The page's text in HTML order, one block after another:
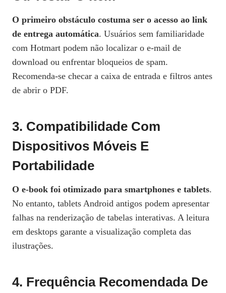
O primeiro obstáculo costuma ser o acesso ao link
de entrega automática. Usuários sem familiaridade
com Hotmart podem não localizar o e‑mail de
download ou enfrentar bloqueios de spam.
Recomenda‑se checar a caixa de entrada e filtros antes
de abrir o PDF.
3. Compatibilidade Com
Dispositivos Móveis E
Portabilidade
O e‑book foi otimizado para smartphones e tablets.
No entanto, tablets Android antigos podem apresentar
falhas na renderização de tabelas interativas. A leitura
em desktops garante a visualização completa das
ilustrações.
4. Frequência Recomendada De